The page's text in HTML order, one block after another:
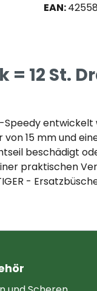
EAN:
12 St.
15 mm und
beschädigt
praktischen
-